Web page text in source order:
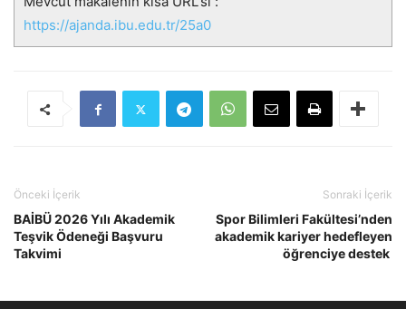
https://ajanda.ibu.edu.tr/25a0
Önceki İçerik
BAİBÜ 2026 Yılı Akademik
Teşvik Ödeneği Başvuru
Takvimi
Sonraki İçerik
Spor Bilimleri Fakültesi’nden
akademik kariyer hedefleyen
öğrenciye destek